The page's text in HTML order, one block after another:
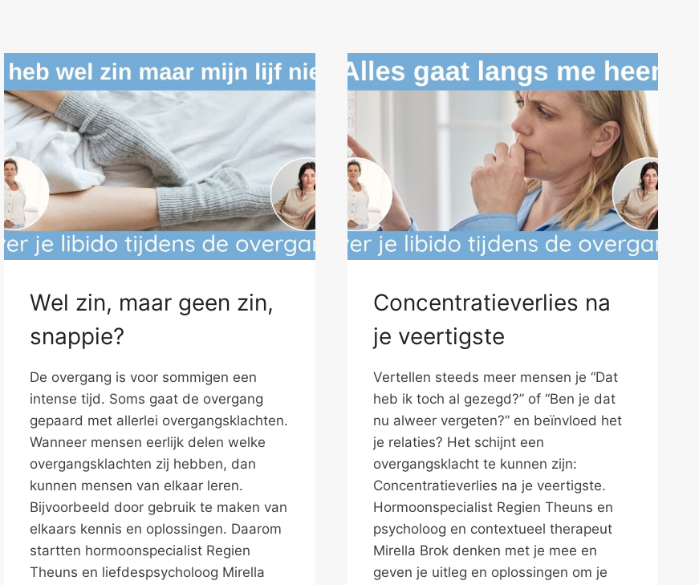
Wel zin, maar geen zin,
snappie?
De overgang is voor sommigen een
intense tijd. Soms gaat de overgang
gepaard met allerlei overgangsklachten.
Wanneer mensen eerlijk delen welke
overgangsklachten zij hebben, dan
kunnen mensen van elkaar leren.
Bijvoorbeeld door gebruik te maken van
elkaars kennis en oplossingen. Daarom
startten hormoonspecialist Regien
Theuns en liefdespsycholoog Mirella
Concentratieverlies na
je veertigste
Vertellen steeds meer mensen je “Dat
heb ik toch al gezegd?” of “Ben je dat
nu alweer vergeten?” en beïnvloed het
je relaties? Het schijnt een
overgangsklacht te kunnen zijn:
Concentratieverlies na je veertigste.
Hormoonspecialist Regien Theuns en
psycholoog en contextueel therapeut
Mirella Brok denken met je mee en
geven je uitleg en oplossingen om je